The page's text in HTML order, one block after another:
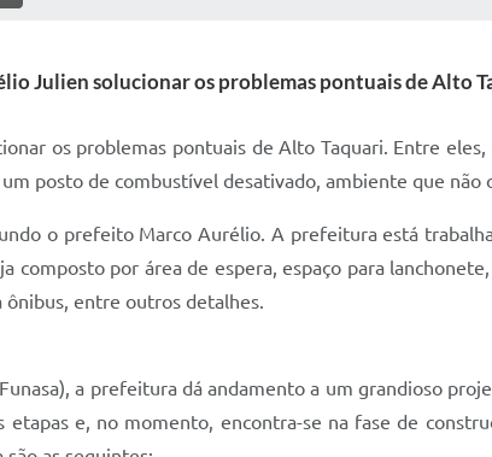
Julien solucionar os problemas pontuais de Alto
os problemas pontuais de Alto Taquari. Entre
posto de combustível desativado, ambiente que
o prefeito Marco Aurélio. A prefeitura está
composto por área de espera, espaço para
ônibus, entre outros detalhes.
a prefeitura dá andamento a um grandioso
etapas e, no momento, encontra-se na fase de